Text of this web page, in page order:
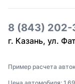
8 (843)
г. Казань, ул.
Пример расчета